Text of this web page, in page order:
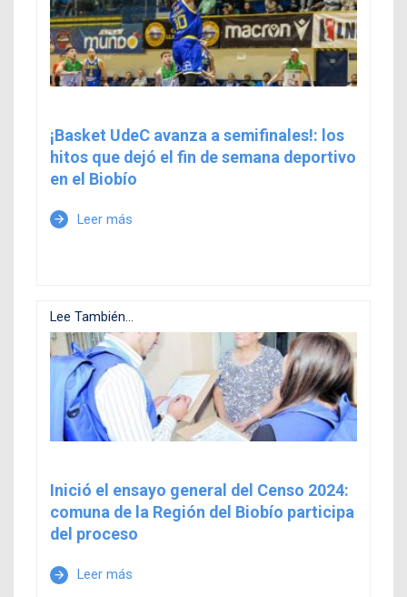
¡Basket UdeC avanza a semifinales!: los
hitos que dejó el fin de semana deportivo
en el Biobío
arrow_forward Leer más
Lee También...
Inició el ensayo general del Censo 2024:
comuna de la Región del Biobío participa
del proceso
arrow_forward Leer más